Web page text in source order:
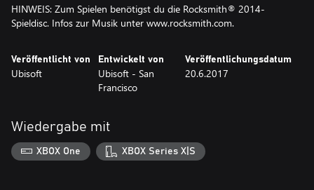
HINWEIS: Zum Spielen benötigst du die Rocksmith® 2014-
Spieldisc. Infos zur Musik unter www.rocksmith.com.
Veröffentlicht von
Ubisoft
Entwickelt von
Ubisoft - San
Francisco
Veröffentlichungsdatum
20.6.2017
Wiedergabe mit
XBOX One XBOX Series X|S